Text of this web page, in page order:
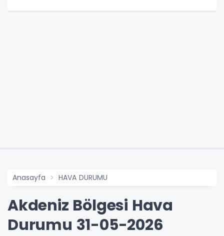
Anasayfa HAVA DURUMU
Akdeniz Bölgesi Hava
Durumu 31-05-2026